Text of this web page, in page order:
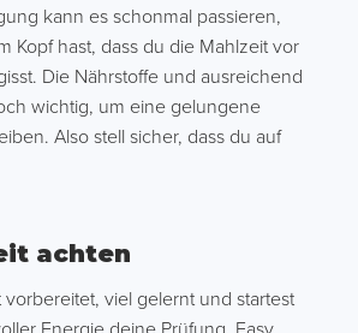
kann es schonmal passieren,
Kopf hast, dass du die Mahlzeit vor
Die Nährstoffe und ausreichend
wichtig, um eine gelungene
Also stell sicher, dass du auf
achten
vorbereitet, viel gelernt und startest